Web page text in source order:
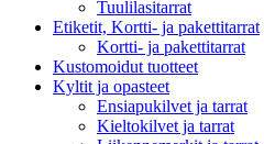
Tuulilasitarrat
Etiketit, Kortti- ja pakettitarrat
Kortti- ja pakettitarrat
Kustomoidut tuotteet
Kyltit ja opasteet
Ensiapukilvet ja tarrat
Kieltokilvet ja tarrat